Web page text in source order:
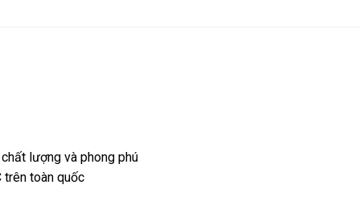
lượng và phong phú
trên toàn quốc